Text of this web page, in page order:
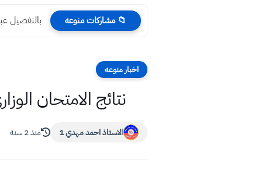
📁 مشاركات منوعه بالتفصيل
اخبار منوعه
نتائج الامتحان الوزاري للدور الثاني 2023
الاستاذ احمد مهدي 1 منذ 2 سنة